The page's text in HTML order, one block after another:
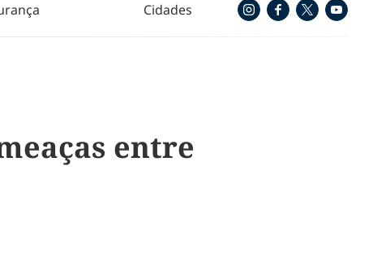
Cidades
entre